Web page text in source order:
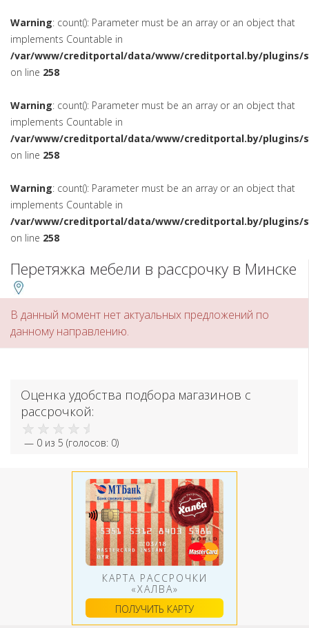
Warning: count(): Parameter must be an array or an object that
implements Countable in
/var/www/creditportal/data/www/creditportal.by/plugins/
on line 258
Warning: count(): Parameter must be an array or an object that
implements Countable in
/var/www/creditportal/data/www/creditportal.by/plugins/
on line 258
Warning: count(): Parameter must be an array or an object that
implements Countable in
/var/www/creditportal/data/www/creditportal.by/plugins/
on line 258
Перетяжка мебели в рассрочку в Минске
В данный момент нет актуальных предложений по
данному направлению.
Оценка удобства подбора магазинов с
рассрочкой:
— 0 из 5 (голосов: 0)
КАРТА РАССРОЧКИ
«ХАЛВА»
ПОЛУЧИТЬ КАРТУ